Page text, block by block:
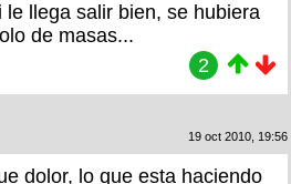
le llega salir bien, se hubiera
de masas...
2
19 oct 2010, 19:56
dolor, lo que esta haciendo